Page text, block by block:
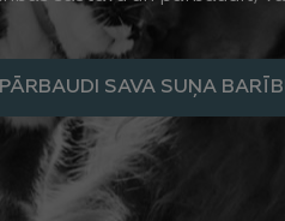
PĀRBAUDI SAVA SUŅA